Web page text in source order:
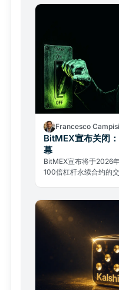
Francesco Campisi
BitMEX宣布关闭
幕
BitMEX宣布将于2026
100倍杠杆永续合约的